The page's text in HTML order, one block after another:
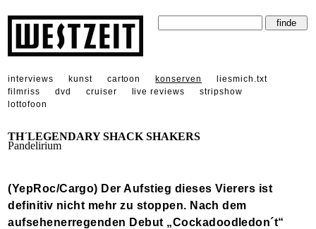
interviews kunst cartoon konserven
liesmich.txt
filmriss
dvd cruiser live reviews
stripshow
lottofoon
TH´LEGENDARY SHACK SHAKERS
Pandelirium
(YepRoc/Cargo) Der Aufstieg dieses Vierers ist
definitiv nicht mehr zu stoppen. Nach dem
aufsehenerregenden Debut „Cockadoodledon´t“